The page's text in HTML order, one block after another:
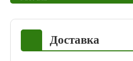
Доставка